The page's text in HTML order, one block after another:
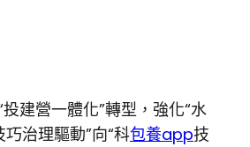
建營一體化”轉型，強化“水
治理驅動”向“科包養app技